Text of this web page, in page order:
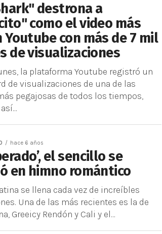
destrona a
como el video más
con más de 7 mil
de visualizaciones
la plataforma Youtube registró un
de visualizaciones de una de las
pegajosas de todos los tiempos,
hace 6 años
el sencillo se
en himno romántico
se llena cada vez de increíbles
Una de las más recientes es la de
Greeicy Rendón y Cali y el...